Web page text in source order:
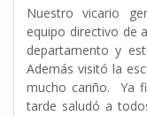
Nuestro vicario
equipo directivo de
departamento y
Además visitó la
mucho cariño. Ya
tarde saludó a